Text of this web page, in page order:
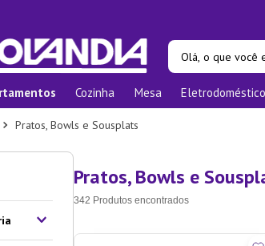
Olá, o que você
Cozinha Mesa
Pratos, Bowls e Sousplats
Pratos, Bowls e
342 Produtos
Termos mais
º
5º
Prato